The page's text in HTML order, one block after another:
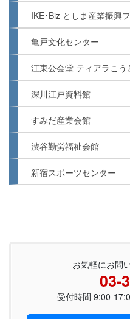
IKE･Biz としま産業振興
亀戸文化センター
江東公会堂 ティアラこう
深川江戸資料館
すみだ産業会館
渋谷勤労福祉会館
新宿スポーツセンター
お気軽にお問
03-
受付時間 9:00-